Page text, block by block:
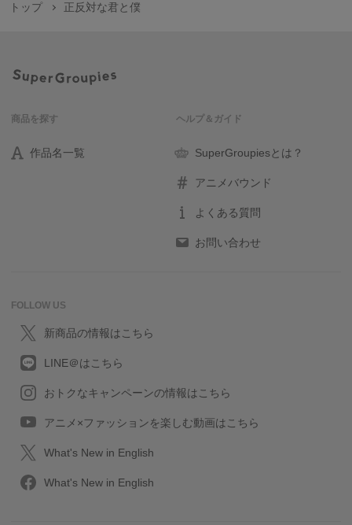
トップ 正反対な君と僕
商品を探す
作品名一覧
ヘルプ＆ガイド
SuperGroupiesとは？
アニメバウンド
よくある質問
お問い合わせ
FOLLOW US
新商品の情報はこちら
LINE＠はこちら
おトクなキャンペーンの情報はこちら
アニメ×ファッションを楽しむ動画はこちら
What's New in English
What's New in English